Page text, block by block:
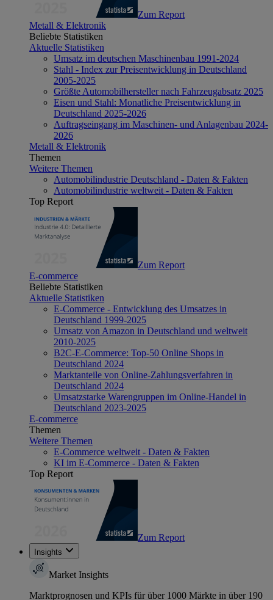
Zum Report
Metall & Elektronik
Beliebte Statistiken
Aktuelle Statistiken
Umsatz im deutschen Maschinenbau 1991-2024
Stahl - Index zur Preisentwicklung in Deutschland
2005-2025
Größte Automobilhersteller nach Fahrzeugabsatz 2025
Eisen und Stahl: Monatliche Preisentwicklung in
Deutschland 2025-2026
Auftragseingang im Maschinen- und Anlagenbau 2024-
2026
Metall & Elektronik
Themen
Weitere Themen
Automobilindustrie Deutschland - Daten & Fakten
Automobilindustrie weltweit - Daten & Fakten
Top Report
Zum Report
E-commerce
Beliebte Statistiken
Aktuelle Statistiken
E-Commerce - Entwicklung des Umsatzes in
Deutschland 1999-2025
Umsatz von Amazon in Deutschland und weltweit
2010-2025
B2C-E-Commerce: Top-50 Online Shops in
Deutschland 2024
Marktanteile von Online-Zahlungsverfahren in
Deutschland 2024
Umsatzstarke Warengruppen im Online-Handel in
Deutschland 2023-2025
E-commerce
Themen
Weitere Themen
E-Commerce weltweit - Daten & Fakten
KI im E-Commerce - Daten & Fakten
Top Report
Zum Report
Insights
Market Insights
Marktprognosen und KPIs für über 1000 Märkte in über 190